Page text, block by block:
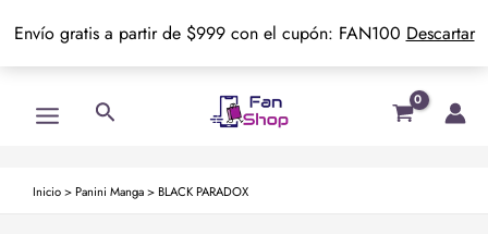
Envío gratis a partir de $999 con el cupón: FAN100 Descartar
Menu
Buscar
Inicio> Panini Manga> BLACK PARADOX